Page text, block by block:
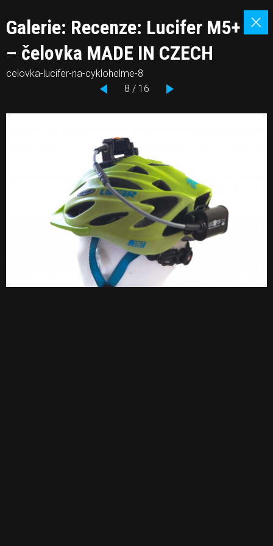
Galerie: Recenze: Lucifer M5+
– čelovka MADE IN CZECH
celovka-lucifer-na-cyklohelme-8
8 / 16